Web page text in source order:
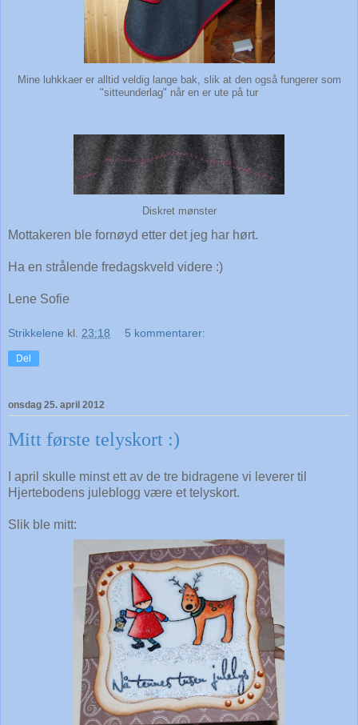
Mine luhkkaer er alltid veldig lange bak, slik at den også fungerer som
"sitteunderlag" når en er ute på tur
Diskret mønster
Mottakeren ble fornøyd etter det jeg har hørt.
Ha en strålende fredagskveld videre :)
Lene Sofie
Strikkelene kl. 23:18 5 kommentarer:
Del
onsdag 25. april 2012
Mitt første telyskort :)
I april skulle minst ett av de tre bidragene vi leverer til
Hjertebodens juleblogg være et telyskort.
Slik ble mitt: